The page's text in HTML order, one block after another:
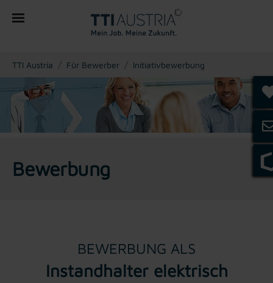
You are here:
TTI Austria Für Bewerber Initiativbewerbung
Bewerbung
BEWERBUNG ALS
Instandhalter elektrisch